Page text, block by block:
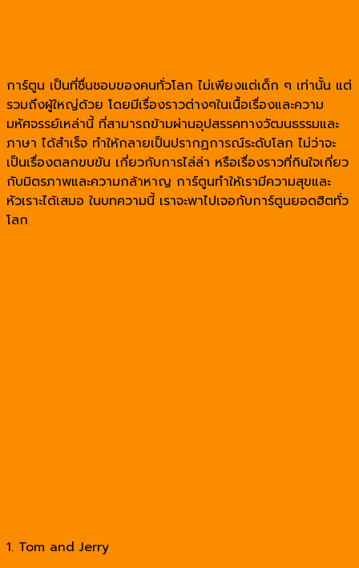
การ์ตูน เป็นที่ชื่นชอบของคนทั่วโลก ไม่เพียงแต่เด็ก ๆ เท่านั้น แต่
รวมถึงผู้ใหญ่ด้วย โดยมีเรื่องราวต่างๆในเนื้อเรื่องและความ
มหัศจรรย์เหล่านี้ ที่สามารถข้ามผ่านอุปสรรคทางวัฒนธรรมและ
ภาษา ได้สำเร็จ ทำให้กลายเป็นปรากฏการณ์ระดับโลก ไม่ว่าจะ
เป็นเรื่องตลกขบขัน เกี่ยวกับการไล่ล่า หรือเรื่องราวที่กินใจเกี่ยว
กับมิตรภาพและความกล้าหาญ การ์ตูนทำให้เรามีความสุขและ
หัวเราะได้เสมอ ในบทความนี้ เราจะพาไปเจอกับการ์ตูนยอดฮิตทั่ว
โลก
1. Tom and Jerry